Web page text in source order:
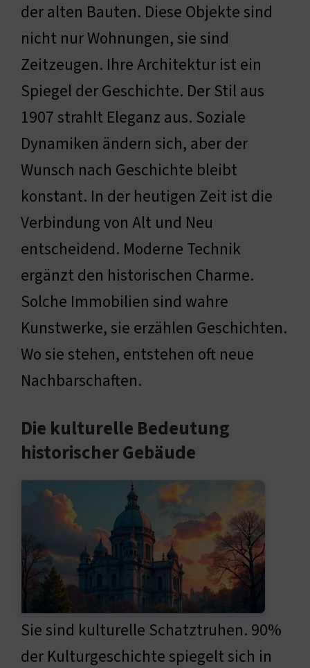
der alten Bauten. Diese Objekte sind
nicht nur Wohnungen, sie sind
Zeitzeugen. Ihre Architektur ist ein
Spiegel der Geschichte. Der Stil aus
1907 strahlt Eleganz aus. Soziale
Dynamiken ändern sich, aber der
Wunsch nach Geschichte bleibt
konstant. In der heutigen Zeit ist die
Verbindung von Alt und Neu
entscheidend. Moderne Technik
ergänzt den historischen Charme.
Solche Immobilien sind wahre
Kunstwerke, sie erzählen Geschichten.
Wo sie stehen, entstehen oft neue
Nachbarschaften.
Die kulturelle Bedeutung
historischer Gebäude
Sie sind kulturelle Schatztruhen. 90%
der Kulturgeschichte spiegelt sich in